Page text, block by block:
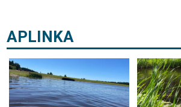
APLINKA